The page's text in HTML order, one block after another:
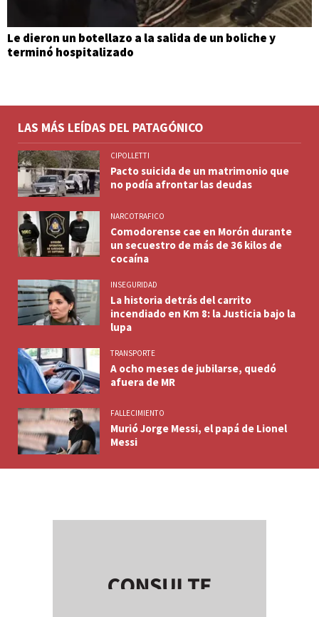
Le dieron un botellazo a la salida de un boliche y
terminó hospitalizado
LAS MÁS LEÍDAS DEL PATAGÓNICO
CIPOLLETTI
Pacto suicida de un matrimonio que
no podía afrontar las deudas
NARCOTRAFICO
Comodorense cae en Morón durante
un secuestro de más de 36 kilos de
cocaína
INSEGURIDAD
La historia detrás del carrito
incendiado en Km 8: la Justicia bajo la
lupa
TRANSPORTE
A ocho meses de jubilarse, quedó
afuera de MR
FALLECIMIENTO
Murió Jorge Messi, el papá de Lionel
Messi